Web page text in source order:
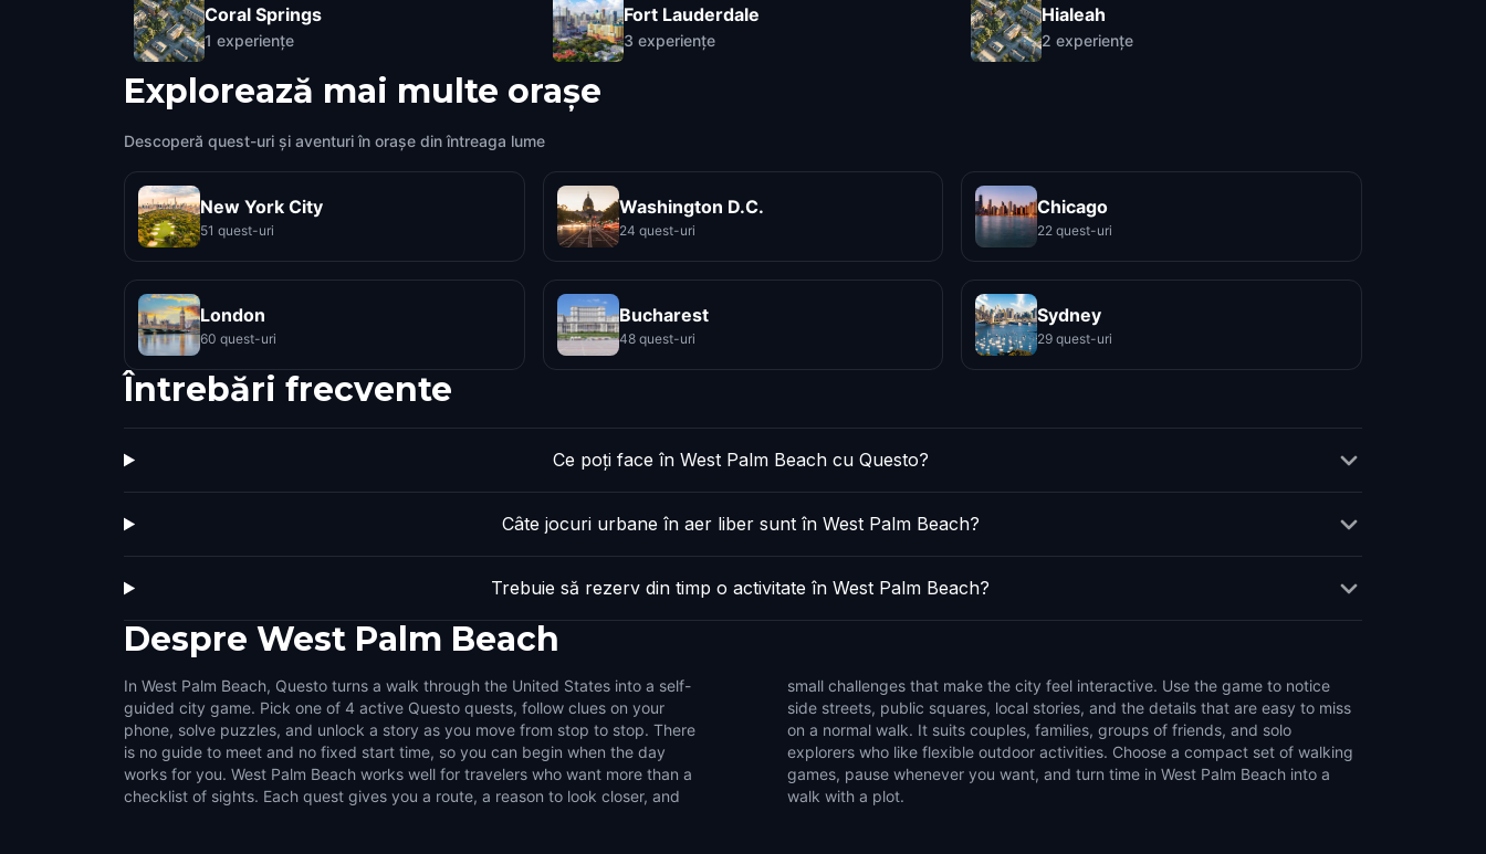
Coral Springs
1 experiențe
Fort Lauderdale
3 experiențe
Hialeah
2 experiențe
Explorează mai multe orașe
Descoperă quest-uri și aventuri în orașe din întreaga lume
New York City
51 quest-uri
Washington D.C.
24 quest-uri
Chicago
22 quest-uri
London
60 quest-uri
Bucharest
48 quest-uri
Sydney
29 quest-uri
Întrebări frecvente
Ce poți face în West Palm Beach cu Questo?
Câte jocuri urbane în aer liber sunt în West Palm Beach?
Trebuie să rezerv din timp o activitate în West Palm Beach?
Despre West Palm Beach
In West Palm Beach, Questo turns a walk through the United States into a self-
guided city game. Pick one of 4 active Questo quests, follow clues on your
phone, solve puzzles, and unlock a story as you move from stop to stop. There
is no guide to meet and no fixed start time, so you can begin when the day
works for you. West Palm Beach works well for travelers who want more than a
checklist of sights. Each quest gives you a route, a reason to look closer, and
small challenges that make the city feel interactive. Use the game to notice
side streets, public squares, local stories, and the details that are easy to miss
on a normal walk. It suits couples, families, groups of friends, and solo
explorers who like flexible outdoor activities. Choose a compact set of walking
games, pause whenever you want, and turn time in West Palm Beach into a
walk with a plot.